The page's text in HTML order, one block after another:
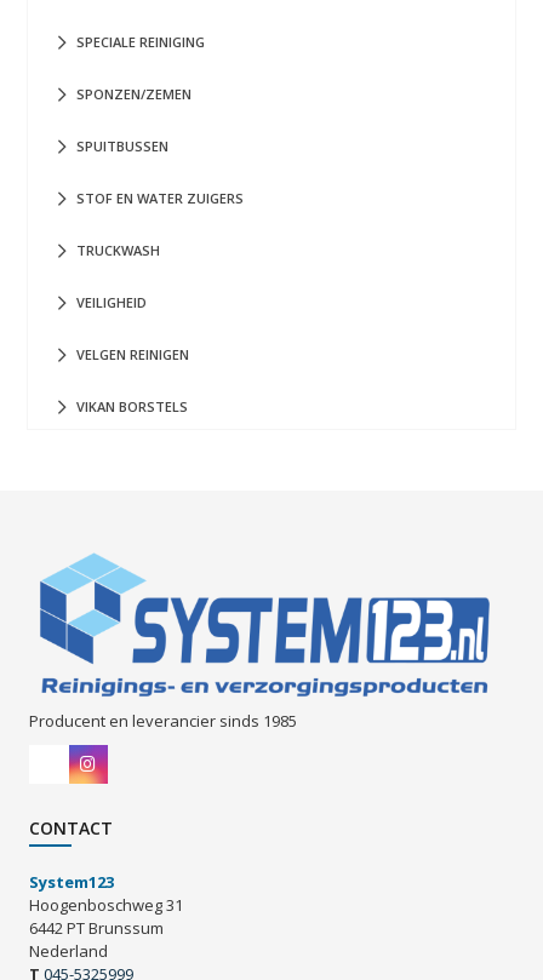
SPECIALE REINIGING
SPONZEN/ZEMEN
SPUITBUSSEN
STOF EN WATER ZUIGERS
TRUCKWASH
VEILIGHEID
VELGEN REINIGEN
VIKAN BORSTELS
Producent en leverancier sinds 1985
CONTACT
System123
Hoogenboschweg 31
6442 PT Brunssum
Nederland
T 045-5325999